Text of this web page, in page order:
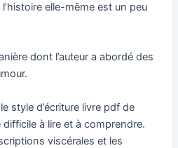
elle-même est un peu
dont l’auteur a abordé des
style d’écriture livre pdf de
à lire et à comprendre.
viscérales et les